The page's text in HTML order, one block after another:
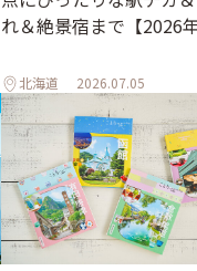
れ＆絶景宿まで【2026年
北海道 2026.07.05